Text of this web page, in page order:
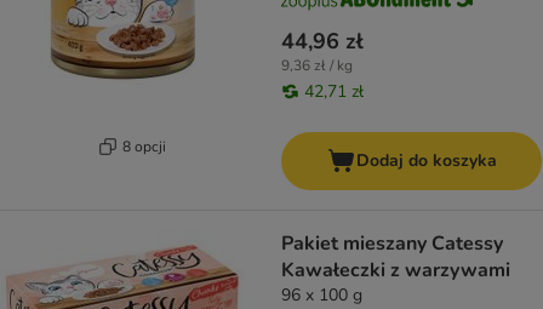
8 opcji
44,96 zł
9,36 zł / kg
42,71 zł
Dodaj do koszyka
Pakiet mieszany Catessy
Kawałeczki z warzywami
96 x 100 g